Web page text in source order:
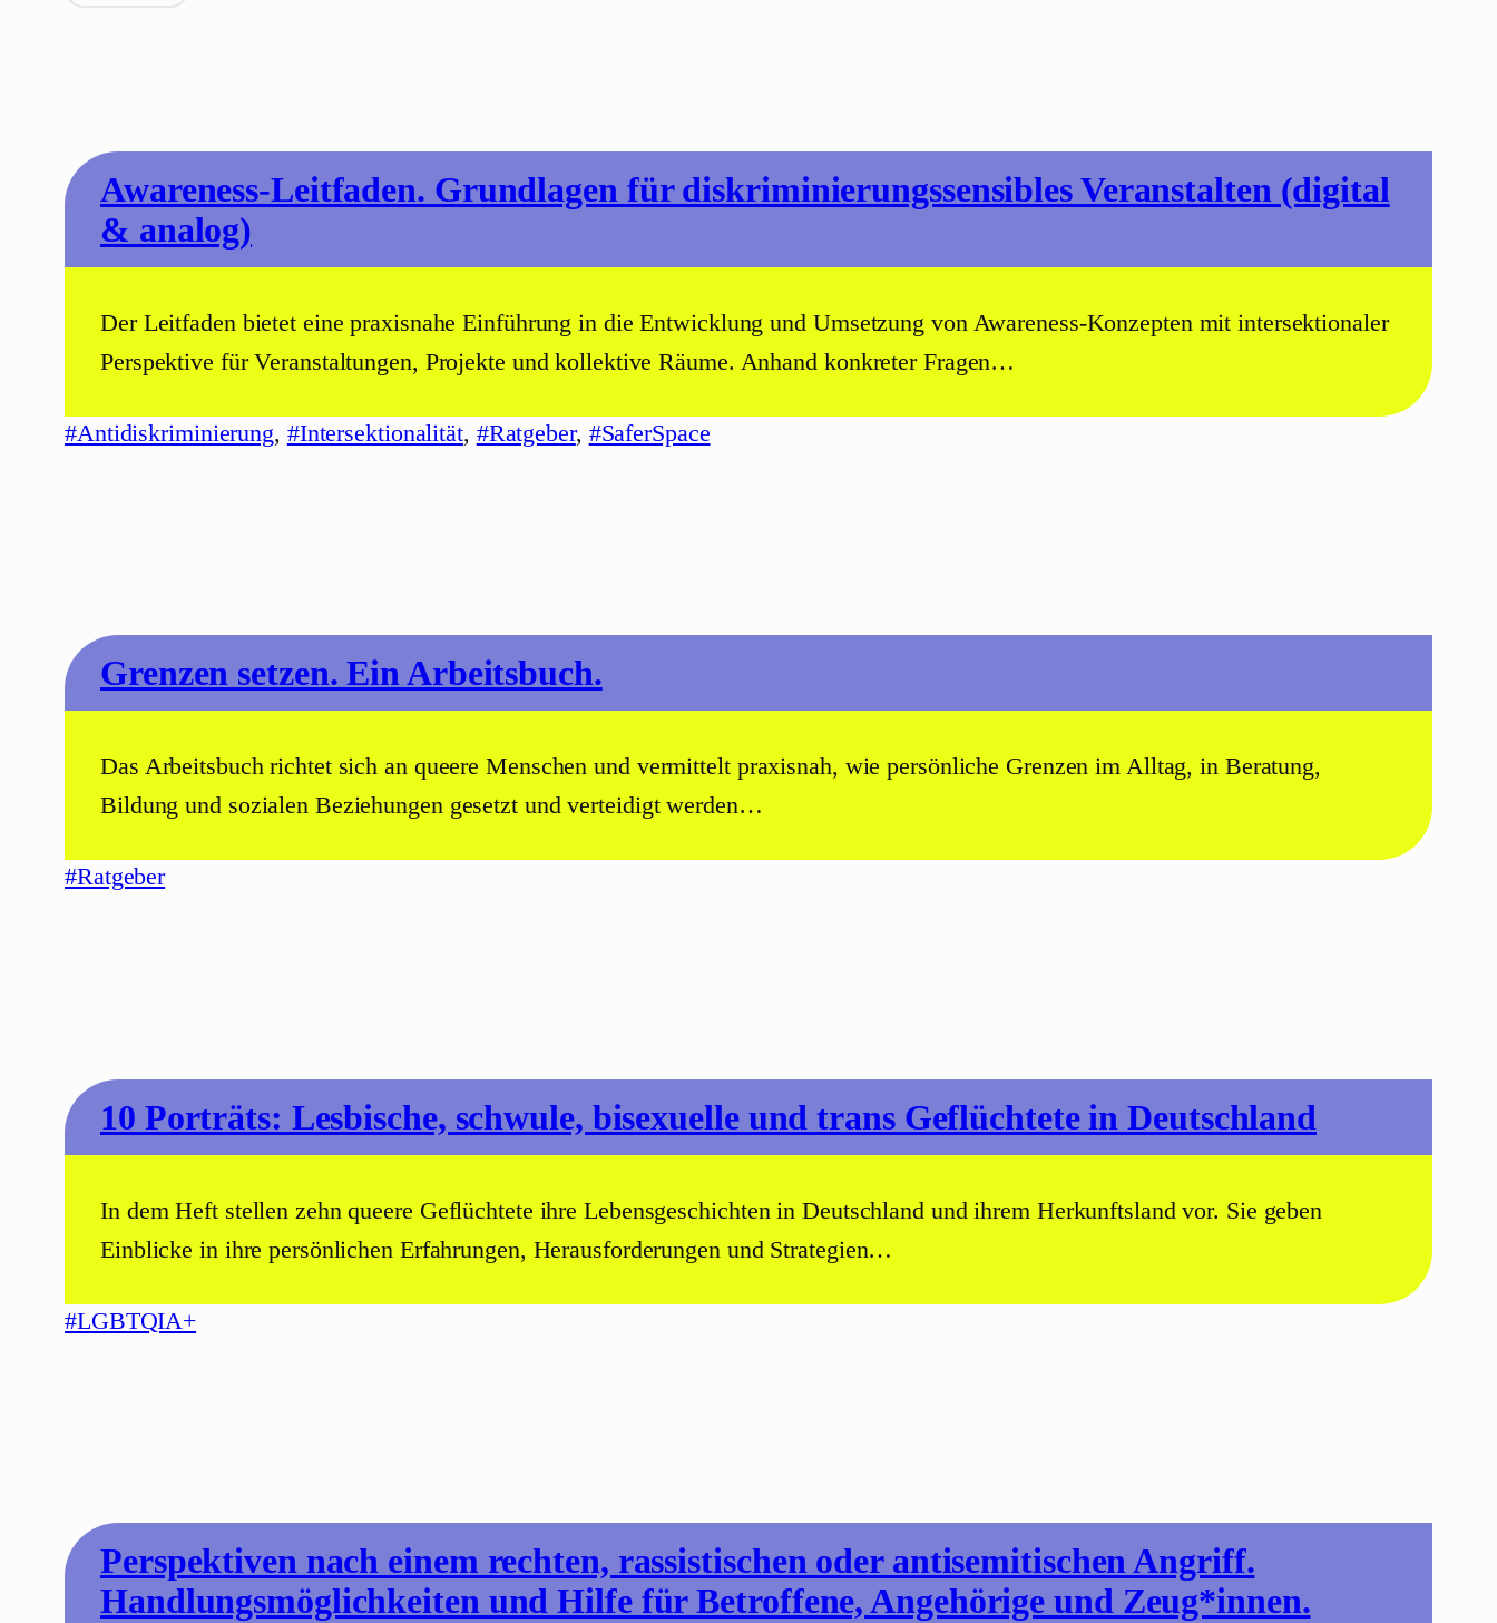
Awareness-Leitfaden. Grundlagen für diskriminierungssensibles Veranstalten (digital
& analog)
Der Leitfaden bietet eine praxisnahe Einführung in die Entwicklung und Umsetzung von Awareness-Konzepten mit intersektionaler
Perspektive für Veranstaltungen, Projekte und kollektive Räume. Anhand konkreter Fragen…
#Antidiskriminierung, #Intersektionalität, #Ratgeber, #SaferSpace
Grenzen setzen. Ein Arbeitsbuch.
Das Arbeitsbuch richtet sich an queere Menschen und vermittelt praxisnah, wie persönliche Grenzen im Alltag, in Beratung,
Bildung und sozialen Beziehungen gesetzt und verteidigt werden…
#Ratgeber
10 Porträts: Lesbische, schwule, bisexuelle und trans Geflüchtete in Deutschland
In dem Heft stellen zehn queere Geflüchtete ihre Lebensgeschichten in Deutschland und ihrem Herkunftsland vor. Sie geben
Einblicke in ihre persönlichen Erfahrungen, Herausforderungen und Strategien…
#LGBTQIA+
Perspektiven nach einem rechten, rassistischen oder antisemitischen Angriff.
Handlungsmöglichkeiten und Hilfe für Betroffene, Angehörige und Zeug*innen.